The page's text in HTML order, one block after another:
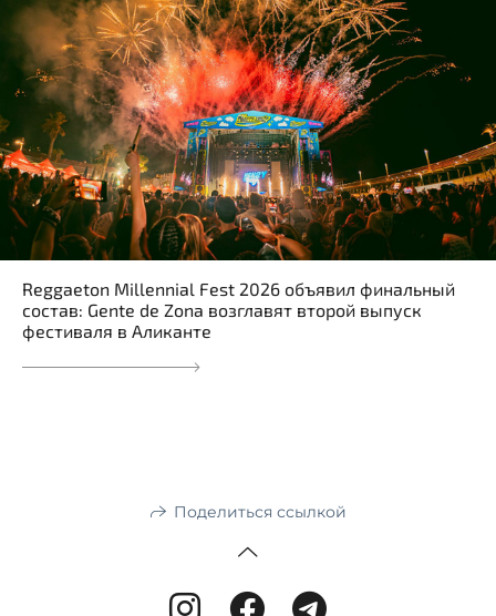
Reggaeton Millennial Fest 2026 объявил финальный
состав: Gente de Zona возглавят второй выпуск
фестиваля в Аликанте
Поделиться ссылкой